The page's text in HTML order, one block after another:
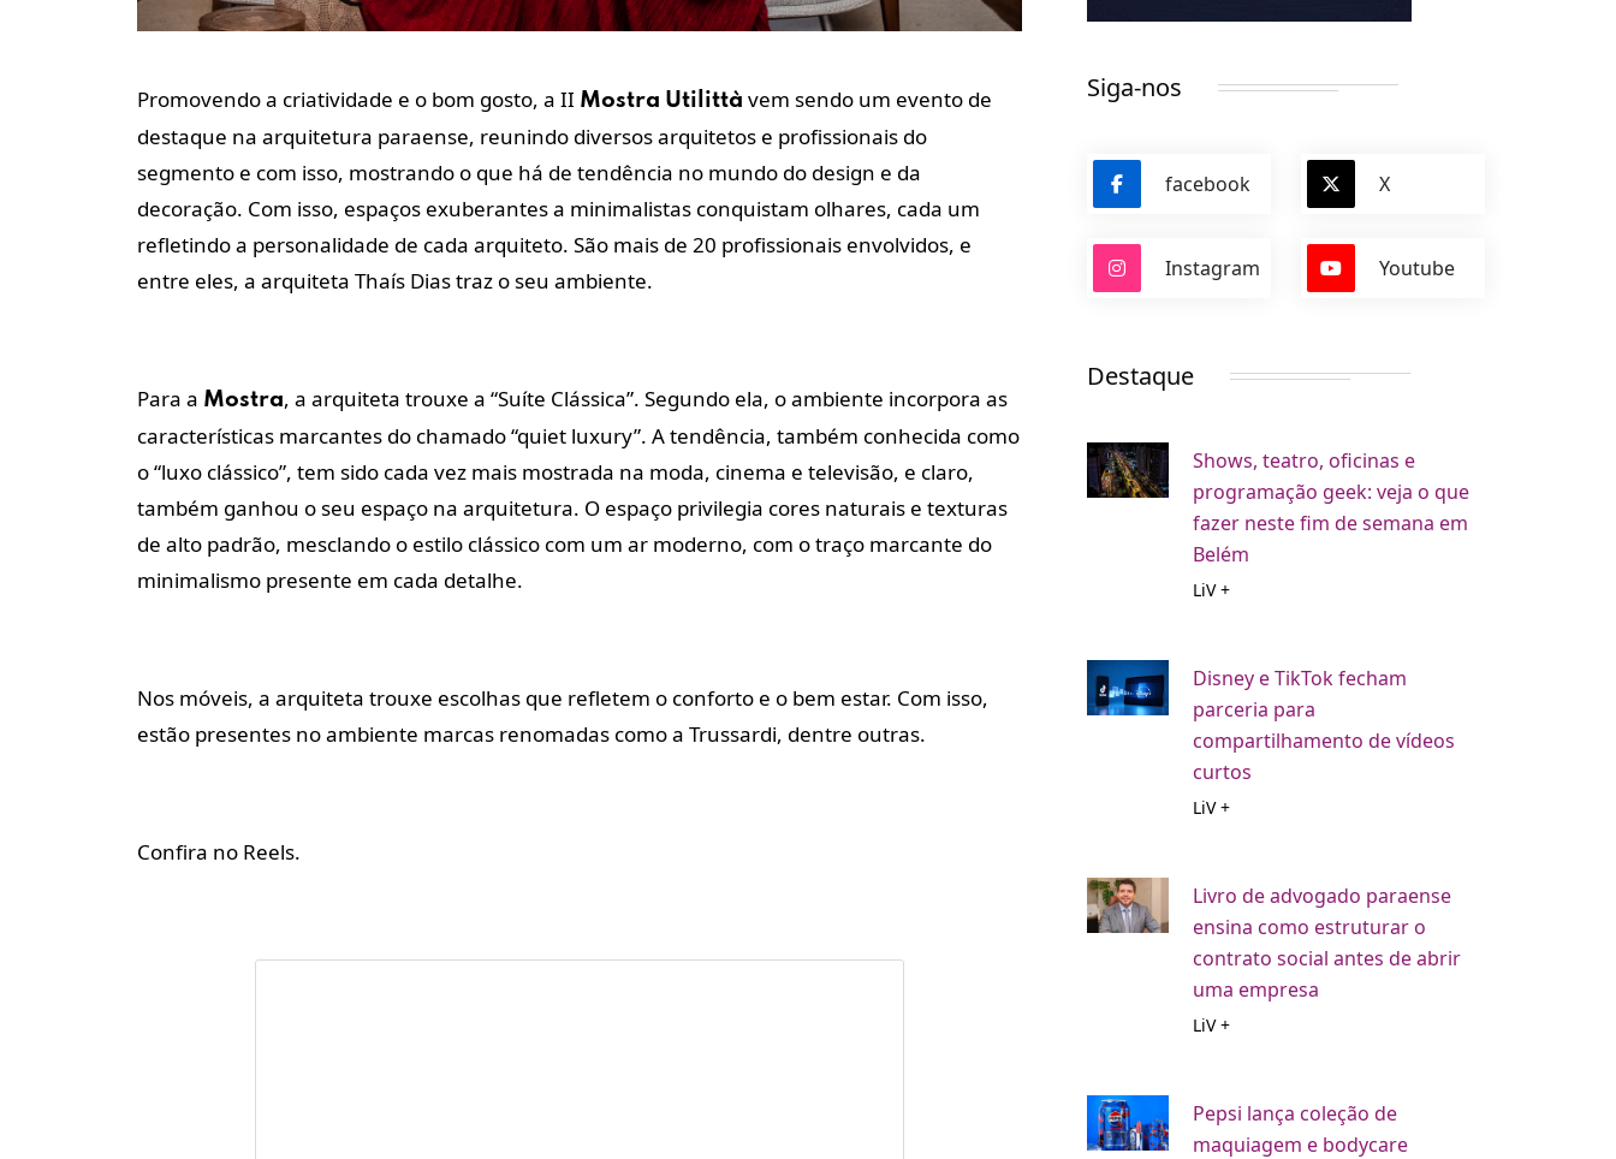
Promovendo a criatividade e o bom gosto, a II Mostra Utilittà vem sendo um evento de
destaque na arquitetura paraense, reunindo diversos arquitetos e profissionais do
segmento e com isso, mostrando o que há de tendência no mundo do design e da
decoração. Com isso, espaços exuberantes a minimalistas conquistam olhares, cada um
refletindo a personalidade de cada arquiteto. São mais de 20 profissionais envolvidos, e
entre eles, a arquiteta Thaís Dias traz o seu ambiente.
Para a Mostra, a arquiteta trouxe a “Suíte Clássica”. Segundo ela, o ambiente incorpora as
características marcantes do chamado “quiet luxury”. A tendência, também conhecida como
o “luxo clássico”, tem sido cada vez mais mostrada na moda, cinema e televisão, e claro,
também ganhou o seu espaço na arquitetura. O espaço privilegia cores naturais e texturas
de alto padrão, mesclando o estilo clássico com um ar moderno, com o traço marcante do
minimalismo presente em cada detalhe.
Nos móveis, a arquiteta trouxe escolhas que refletem o conforto e o bem estar. Com isso,
estão presentes no ambiente marcas renomadas como a Trussardi, dentre outras.
Confira no Reels.
Siga-nos
facebook X
Instagram Youtube
Destaque
Shows, teatro, oficinas e
programação geek: veja o que
fazer neste fim de semana em
Belém
LiV +
Disney e TikTok fecham
parceria para
compartilhamento de vídeos
curtos
LiV +
Livro de advogado paraense
ensina como estruturar o
contrato social antes de abrir
uma empresa
LiV +
Pepsi lança coleção de
maquiagem e bodycare